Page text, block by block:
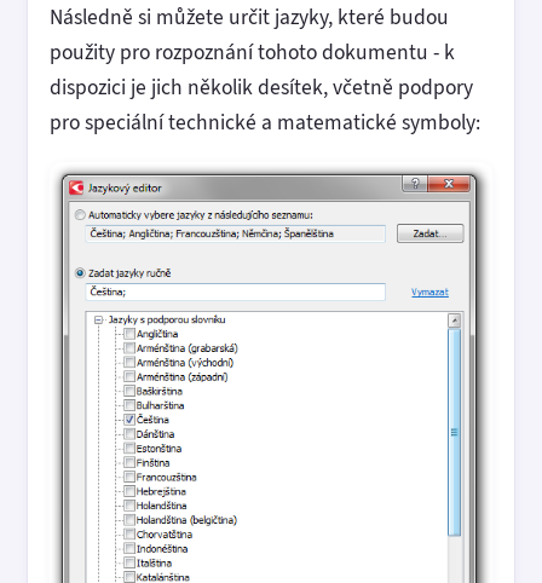
Následně si můžete určit jazyky, které budou
použity pro rozpoznání tohoto dokumentu - k
dispozici je jich několik desítek, včetně podpory
pro speciální technické a matematické symboly: